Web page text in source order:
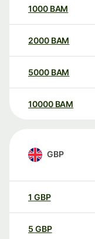
1000 BAM
2000 BAM
5000 BAM
10000 BAM
GBP
1 GBP
5 GBP